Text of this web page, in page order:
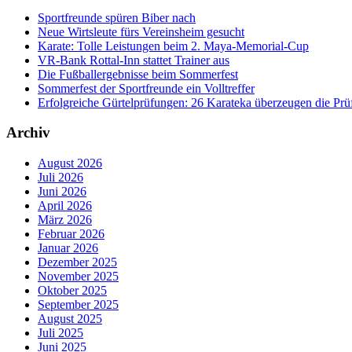
Sportfreunde spüren Biber nach
Neue Wirtsleute fürs Vereinsheim gesucht
Karate: Tolle Leistungen beim 2. Maya-Memorial-Cup
VR-Bank Rottal-Inn stattet Trainer aus
Die Fußballergebnisse beim Sommerfest
Sommerfest der Sportfreunde ein Volltreffer
Erfolgreiche Gürtelprüfungen: 26 Karateka überzeugen die
Archiv
August 2026
Juli 2026
Juni 2026
April 2026
März 2026
Februar 2026
Januar 2026
Dezember 2025
November 2025
Oktober 2025
September 2025
August 2025
Juli 2025
Juni 2025